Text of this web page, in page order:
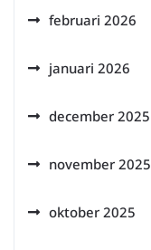
februari 2026
januari 2026
december 2025
november 2025
oktober 2025